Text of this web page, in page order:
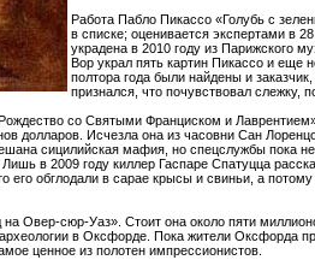
Работа Пабло Пикассо «Голубь с
в списке; оценивается экспертами в
украдена в 2010 году из Парижского
Вор украл пять картин Пикассо и еще
полтора года были найдены и
признался, что почувствовал слежку,
со Святыми Франциском и
долларов. Исчезла она из часовни Сан
сицилийская мафия, но спецслужбы пока
в 2009 году киллер Гаспаре Спатуцца
его обглодали в сарае крысы и свиньи, а
Овер-сюр-Уаз». Стоит она около пяти
в Оксфорде. Пока жители Оксфорда
ценное из полотен импрессионистов.